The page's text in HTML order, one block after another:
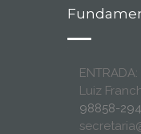
Luiz
98858-